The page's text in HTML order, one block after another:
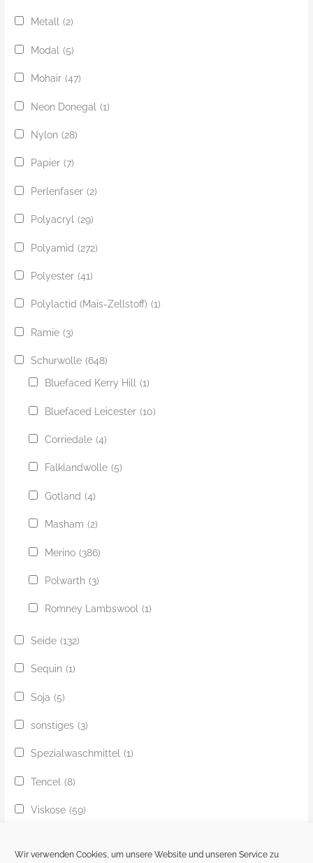
Wir verwenden Cookies, um unsere Website und unseren Service zu
Metall (2)
Modal (5)
Mohair (47)
Neon Donegal (1)
Nylon (28)
Papier (7)
Perlenfaser (2)
Polyacryl (29)
Polyamid (272)
Polyester (41)
Polylactid (Mais-Zellstoff) (1)
Ramie (3)
Schurwolle (648)
Bluefaced Kerry Hill
(1)
Bluefaced Leicester (10)
Corriedale (4)
Falklandwolle (5)
Gotland (4)
Masham (2)
Merino (386)
Polwarth (3)
Romney Lambswool (1)
Seide (132)
Sequin (1)
Soja (5)
sonstiges (3)
Spezialwaschmittel (1)
Tencel (8)
Viskose (59)